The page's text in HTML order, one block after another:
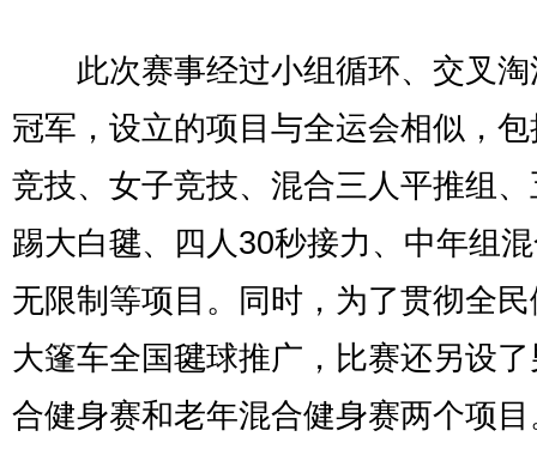
此次赛事经过小组循环、交叉淘
冠军，设立的项目与全运会相似，
竞技、女子竞技、混合三人平推组
踢大白毽、四人30秒接力、中年组
无限制等项目。同时，为了贯彻全
大篷车全国毽球推广，比赛还另设
合健身赛和老年混合健身赛两个